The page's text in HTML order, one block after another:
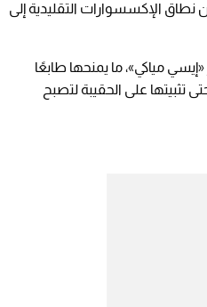
نطاق الإكسسوارات التقليدية إلى
مياكي»، ما يمنحها طابعًا
تثبيتها على الحقيبة لتصبح